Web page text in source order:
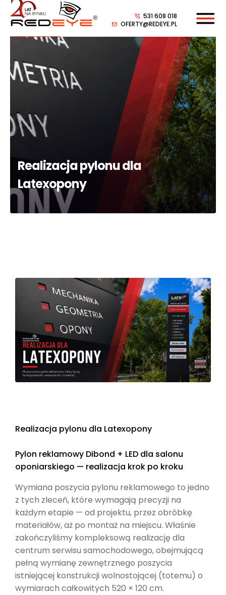
531 608 018
OFERTY@REDEYE.PL
Realizacja pylonu dla
Latexopony
Realizacja pylonu dla Latexopony
Pylon reklamowy Dibond + LED dla salonu
oponiarskiego — realizacja krok po kroku
Wymiana poszycia pylonu reklamowego to jedno
z tych zleceń, które wymagają precyzji na
każdym etapie — od projektu, przez obróbkę
materiałów, aż po montaż na miejscu. Właśnie
zakończyliśmy kompleksową realizację dla
centrum serwisu samochodowego, obejmującą
pełną wymianę zewnętrznego poszycia
istniejącej konstrukcji wolnostojącej (totemu) o
wymiarach całkowitych 520 × 120 cm.